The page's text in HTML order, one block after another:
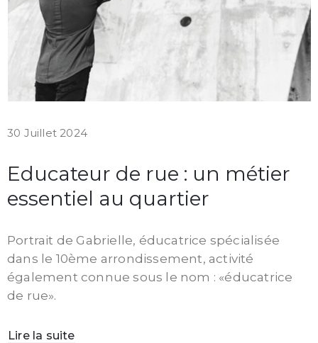
30 Juillet 2024
Educateur de rue : un métier
essentiel au quartier
Portrait de Gabrielle, éducatrice spécialisée
dans le 10ème arrondissement, activité
également connue sous le nom : «éducatrice
de rue».
Lire la suite